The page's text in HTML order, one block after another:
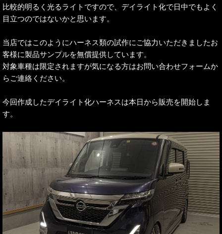
比較的明るく光るライトですので、デイライト化で日中でもよく
目立つのではないかと思います。
当店ではこのようにハーネス類の試作にご協力いただきましたお
客様に製品サンプルを無償提供しています。
対象車種は限定されますが気になる方はお問い合わせフォームか
らご連絡ください。
今回作成したデイライト化ハーネスは本日から販売を開始しま
す。